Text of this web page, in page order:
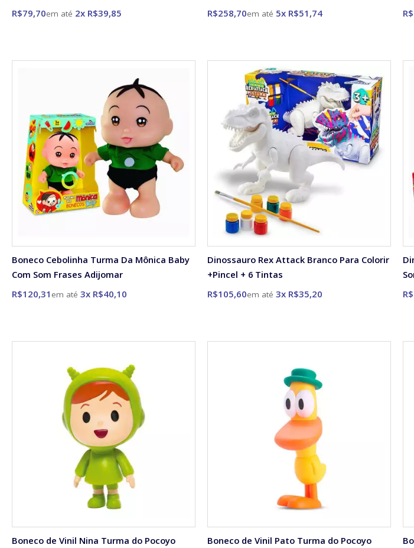
R$79,70
2x R$39,85
R$258,70
5x R$51,74
Boneco Cebolinha Turma Da Mônica Baby
Com Som Frases Adijomar
R$120,31
3x R$40,10
Dinossauro Rex Attack Branco Para Colorir
+Pincel + 6 Tintas
R$105,60
3x R$35,20
Boneco de Vinil Nina Turma do Pocoyo
Boneco de Vinil Pato Turma do Pocoyo